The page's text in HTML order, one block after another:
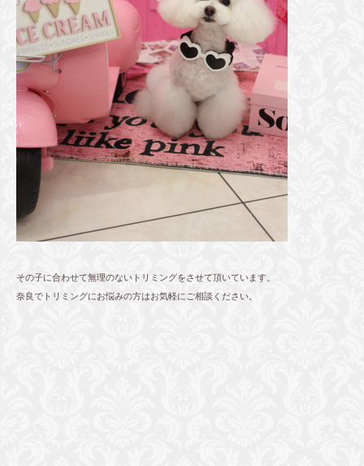
その子に合わせて無理のないトリミングをさせて頂いています。
奈良でトリミングにお悩みの方はお気軽にご相談ください。